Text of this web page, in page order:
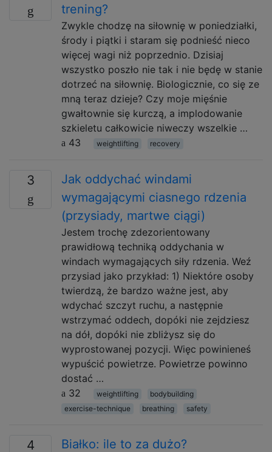
trening?
Zwykle chodzę na siłownię w poniedziałki,
środy i piątki i staram się podnieść nieco
więcej wagi niż poprzednio. Dzisiaj
wszystko poszło nie tak i nie będę w stanie
dotrzeć na siłownię. Biologicznie, co się ze
mną teraz dzieje? Czy moje mięśnie
gwałtownie się kurczą, a implodowanie
szkieletu całkowicie niweczy wszelkie …
43
weightlifting recovery
3
Jak oddychać windami
wymagającymi ciasnego rdzenia
(przysiady, martwe ciągi)
Jestem trochę zdezorientowany
prawidłową techniką oddychania w
windach wymagających siły rdzenia. Weź
przysiad jako przykład: 1) Niektóre osoby
twierdzą, że bardzo ważne jest, aby
wdychać szczyt ruchu, a następnie
wstrzymać oddech, dopóki nie zejdziesz
na dół, dopóki nie zbliżysz się do
wyprostowanej pozycji. Więc powinieneś
wypuścić powietrze. Powietrze powinno
dostać …
32
weightlifting
bodybuilding
exercise-technique
breathing safety
4 Białko: ile to za dużo?